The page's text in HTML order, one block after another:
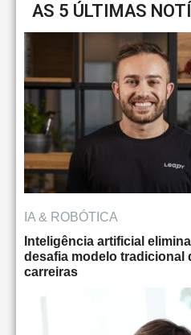
AS 5 ÚLTIMAS
IA & ROBÓTICA
Inteligência artificial
desafia modelo tradicional
carreiras